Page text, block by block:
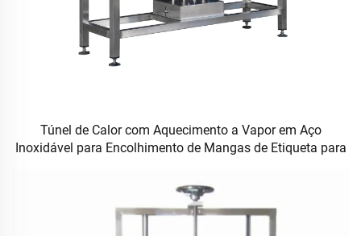
Túnel de Calor com Aquecimento a Vapor em Aço
Inoxidável para Encolhimento de Mangas de Etiqueta para